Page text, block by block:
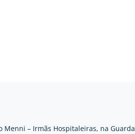
Menni – Irmãs Hospitaleiras, na Guarda